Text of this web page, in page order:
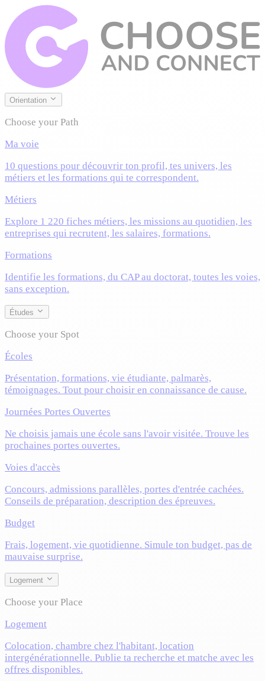
Orientation
Choose your Path
Ma voie
10 questions pour découvrir ton profil, tes univers, les
métiers et les formations qui te correspondent.
Métiers
Explore 1 220 fiches métiers, les missions au quotidien, les
entreprises qui recrutent, les salaires, formations.
Formations
Identifie les formations, du CAP au doctorat, toutes les voies,
sans exception.
Études
Choose your Spot
Écoles
Présentation, formations, vie étudiante, palmarès,
témoignages. Tout pour choisir en connaissance de cause.
Journées Portes Ouvertes
Ne choisis jamais une école sans l'avoir visitée. Trouve les
prochaines portes ouvertes.
Voies d'accès
Concours, admissions parallèles, portes d'entrée cachées.
Conseils de préparation, description des épreuves.
Budget
Frais, logement, vie quotidienne. Simule ton budget, pas de
mauvaise surprise.
Logement
Choose your Place
Logement
Colocation, chambre chez l'habitant, location
intergénérationnelle. Publie ta recherche et matche avec les
offres disponibles.